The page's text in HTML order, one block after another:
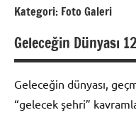
Kategori: Foto Galeri
Geleceğin Dünyası 12
Geleceğin dünyası,
“gelecek şehri”